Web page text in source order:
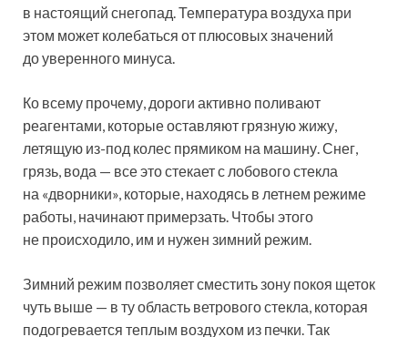
в настоящий снегопад. Температура воздуха при
этом может колебаться от плюсовых значений
до уверенного минуса.
Ко всему прочему, дороги активно поливают
реагентами, которые оставляют грязную жижу,
летящую из-под колес прямиком на машину. Снег,
грязь, вода — все это стекает с лобового стекла
на «дворники», которые, находясь в летнем режиме
работы, начинают примерзать. Чтобы этого
не происходило, им и нужен зимний режим.
Зимний режим позволяет сместить зону покоя щеток
чуть выше — в ту область ветрового стекла, которая
подогревается теплым воздухом из печки. Так